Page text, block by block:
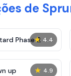
de
★ 4.4
Phase 2
★ 4.9
up